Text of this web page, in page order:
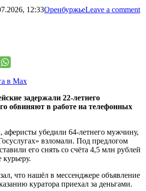
12:33ОренбуржьеLeave a comment
задержали 22-летнего
обвиняют в работе на телефонных
убедили 64-летнего мужчину,
взломали. Под предлогом
его снять со счёта 4,5 млн рублей
что нашёл в мессенджере объявление
куратора приехал за деньгами.